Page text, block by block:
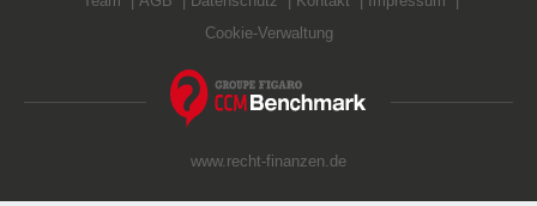
Cookie-Verwaltung
www.recht-finanzen.de